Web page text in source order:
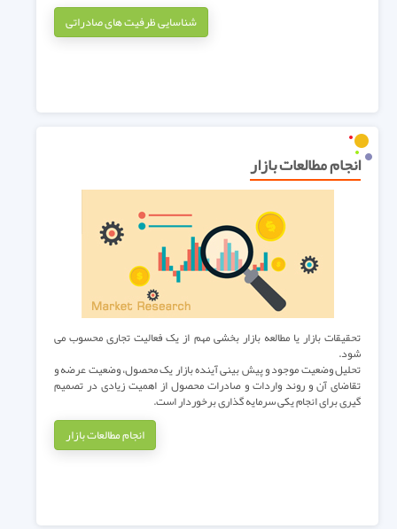
شناسایی ظرفیت های صادراتی
انجام مطالعات بازار
تحقیقات بازار یا مطالعه بازار بخشی مهم از یک فعالیت تجاری محسوب می
شود.
تحلیل وضعیت موجود و پیش بینی آینده بازار یک محصول، وضعیت عرضه و
تقاضای آن و روند واردات و صادرات محصول از اهمیت زیادی در تصمیم
گیری برای انجام یکی سرمایه گذاری برخوردار است.
انجام مطالعات بازار